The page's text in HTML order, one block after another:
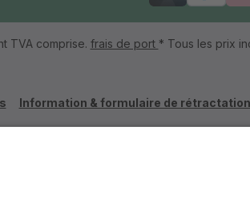
TVA comprise. frais de port * Tous les prix
Information & formulaire de rétractation